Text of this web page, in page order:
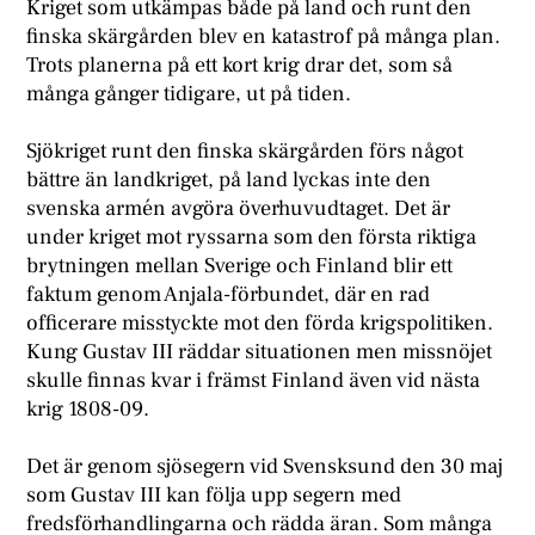
Kriget som utkämpas både på land och runt den
finska skärgården blev en katastrof på många plan.
Trots planerna på ett kort krig drar det, som så
många gånger tidigare, ut på tiden.
Sjökriget runt den finska skärgården förs något
bättre än landkriget, på land lyckas inte den
svenska armén avgöra överhuvudtaget. Det är
under kriget mot ryssarna som den första riktiga
brytningen mellan Sverige och Finland blir ett
faktum genom Anjala-förbundet, där en rad
officerare misstyckte mot den förda krigspolitiken.
Kung Gustav III räddar situationen men missnöjet
skulle finnas kvar i främst Finland även vid nästa
krig 1808-09.
Det är genom sjösegern vid Svensksund den 30 maj
som Gustav III kan följa upp segern med
fredsförhandlingarna och rädda äran. Som många